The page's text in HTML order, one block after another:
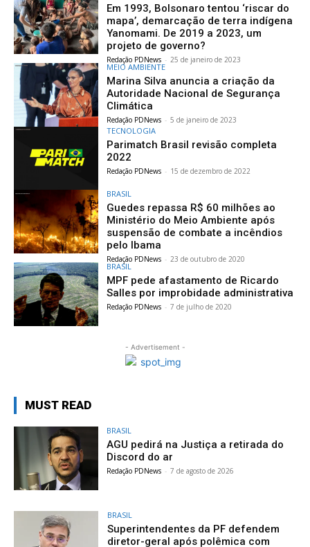
Em 1993, Bolsonaro tentou ‘riscar do
mapa’, demarcação de terra indígena
Yanomami. De 2019 a 2023, um
projeto de governo?
Redação PDNews - 25 de janeiro de 2023
MEIO AMBIENTE
Marina Silva anuncia a criação da
Autoridade Nacional de Segurança
Climática
Redação PDNews - 5 de janeiro de 2023
TECNOLOGIA
Parimatch Brasil revisão completa
2022
Redação PDNews - 15 de dezembro de 2022
BRASIL
Guedes repassa R$ 60 milhões ao
Ministério do Meio Ambiente após
suspensão de combate a incêndios
pelo Ibama
Redação PDNews - 23 de outubro de 2020
BRASIL
MPF pede afastamento de Ricardo
Salles por improbidade administrativa
Redação PDNews - 7 de julho de 2020
- Advertisement -
MUST READ
BRASIL
AGU pedirá na Justiça a retirada do
Discord do ar
Redação PDNews - 7 de agosto de 2026
BRASIL
Superintendentes da PF defendem
diretor-geral após polêmica com